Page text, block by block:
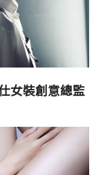
女裝創意總監